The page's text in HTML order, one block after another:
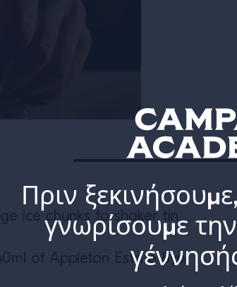
Πριν
γνωρίσουμε
ice chunks to shaker tin.
of Appleton Estate 8yo.